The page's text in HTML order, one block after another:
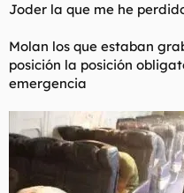
Joder la que me he
Molan los que estaban
posición la posición
emergencia